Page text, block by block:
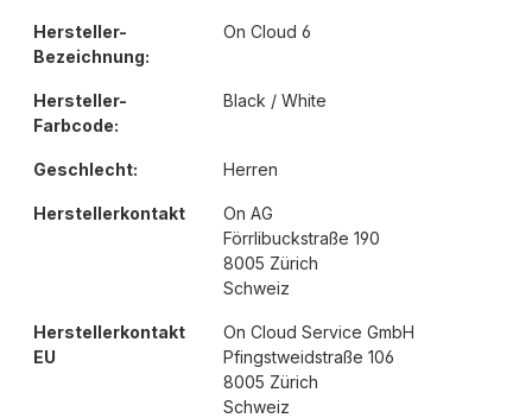
Hersteller-
Bezeichnung:
On Cloud 6
Hersteller-
Farbcode:
Black / White
Geschlecht: Herren
Herstellerkontakt
On AG
Förrlibuckstraße 190
8005 Zürich
Schweiz
Herstellerkontakt
EU
On Cloud Service GmbH
Pfingstweidstraße 106
8005 Zürich
Schweiz